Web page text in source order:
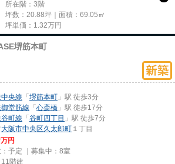
所在階：3階
坪数：20.88坪｜面積：69.05㎡
坪単価： 1.32万円
堺筋本町
央線 「堺筋本町 」駅 徒歩3分
堂筋線 「心斎橋 」駅 徒歩17分
町線 「谷町四丁目 」駅 徒歩7分
大阪市中央区久太郎町 １丁目
万円
予定 ｜募集中： 8室
階建